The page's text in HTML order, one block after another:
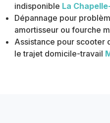
indisponible La
Dépannage pour
amortisseur ou fourche
Assistance pour scooter
le trajet domicile-travail